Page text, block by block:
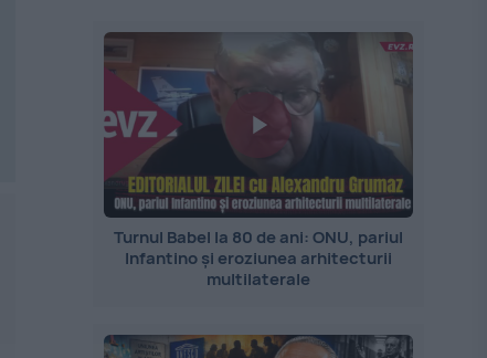
Turnul Babel la 80 de ani: ONU, pariul
Infantino și eroziunea arhitecturii
multilaterale